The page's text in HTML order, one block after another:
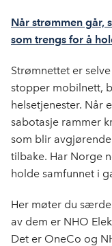
Når strømmen går,
som trengs for å
Strømnettet er
stopper mobilnett,
helsetjenester. Når
sabotasje rammer
som blir
tilbake. Har Norge
holde samfunnet i
Her møter du
av dem er NHO
Det er OneCo og